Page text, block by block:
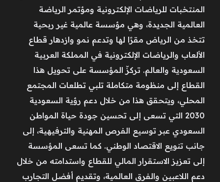
المنتخبات للرياضات الإلكترونية ومؤتمر الرياضة
العالمية الجديدة، وهي مؤسسة عالمية غير ربحية
تتخذ من الرياض مقرًا لها وتدعم نمو وازدهار قطاع
الألعاب والرياضات الإلكترونية في المملكة العربية
السعودية والعالم. تركزّ المؤسسة على تحويل هذا
القطاع إلى منظومة متكاملة تلبي تطلعات المجتمع
المحلي، ويتحقق هذا من خلال دعم رؤية السعودية
2030 التي تسعى إلى تحسين جودة حياة المواطن
السعودي عبر توسيع الفرص المهنية والترفيهية، إلى
جانب تنويع الاقتصاد الوطني. كما تسعى المؤسسة
إلى تعزيز الاستقرار المالي للقطاع واستدامته من خلال
دعم اللاعبين والفرق العالمية، وتقديم أفضل التجارب